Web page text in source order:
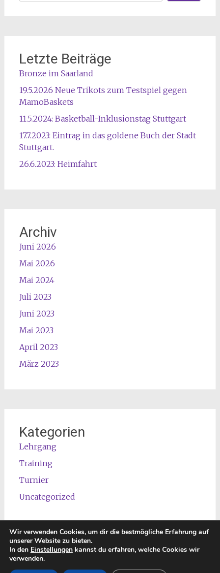
Letzte Beiträge
Bronze im Saarland
19.5.2026 Neue Trikots zum Testspiel gegen
MamoBaskets
11.5.2024: Basketball-Inklusionstag Stuttgart
17.7.2023: Eintrag in das goldene Buch der Stadt
Stuttgart.
26.6.2023: Heimfahrt
Archiv
Juni 2026
Mai 2026
Mai 2024
Juli 2023
Juni 2023
Mai 2023
April 2023
März 2023
Kategorien
Lehrgang
Training
Turnier
Uncategorized
Copyright © 2026
Wir verwenden Cookies, um dir die bestmögliche Erfahrung auf
unserer Website zu bieten.
In den Einstellungen kannst du erfahren, welche Cookies wir
verwenden.